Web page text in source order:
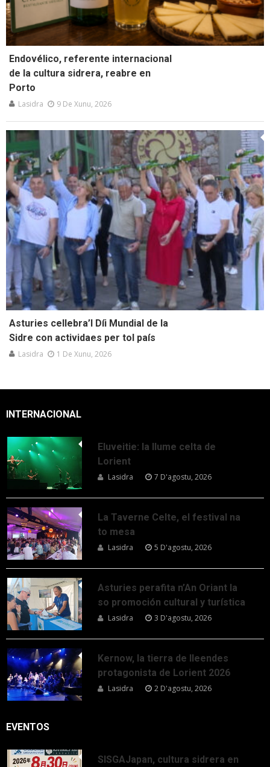
Endovélico, referente internacional
de la cultura sidrera, reabre en
Porto
Lasidra 9 De Xunu, 2026
Asturies cellebra’l Díi Mundial de la
Sidre con actividaes per tol país
Lasidra 1 De Xunu, 2026
INTERNACIONAL
Eluveitie: la llume celta de
Lorient
Lasidra 7 D'agostu, 2026
La Taverne Celte, el festival na
to mesa
Lasidra 5 D'agostu, 2026
Asturies perafita n’An Oriant la
so promoción cultural y turística
Lasidra 3 D'agostu, 2026
Kernow, la tierra de lleendes
protagonista de Lorient 2026
Lasidra 2 D'agostu, 2026
EVENTOS
SISGAJapan, cultura sidrera en